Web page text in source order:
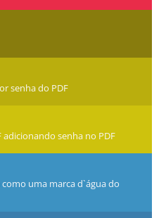
senha do PDF
senha no PDF
uma marca d`água do